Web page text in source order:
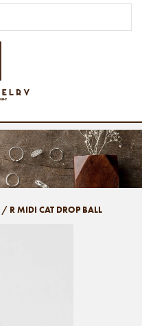
/ R MIDI CAT DROP BALL